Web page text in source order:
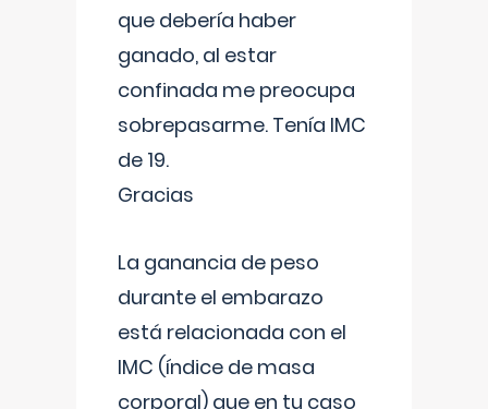
que debería haber
ganado, al estar
confinada me preocupa
sobrepasarme. Tenía IMC
de 19.
Gracias
La ganancia de peso
durante el embarazo
está relacionada con el
IMC (índice de masa
corporal) que en tu caso